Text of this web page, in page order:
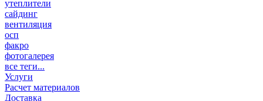
утеплители
сайдинг
вентиляция
осп
факро
фотогалерея
все теги...
Услуги
Расчет материалов
Доставка